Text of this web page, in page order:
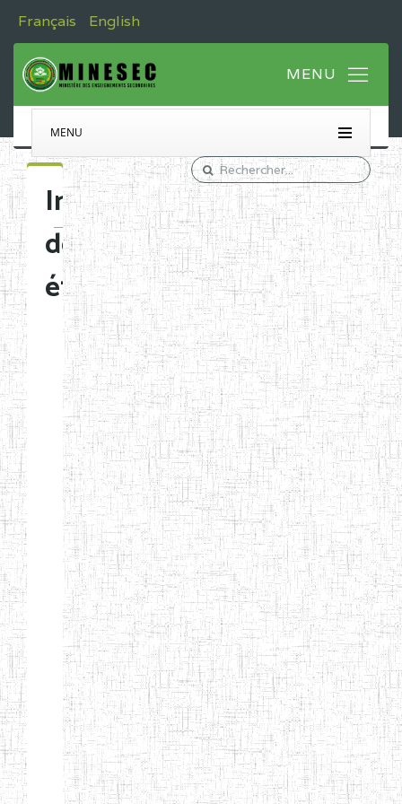
Français English
MENU
Immatriculation
des
établissements
Etablissements
d'enseignement
normal
ENI
Chercher:
Effacer les filtres
Denomination
Type